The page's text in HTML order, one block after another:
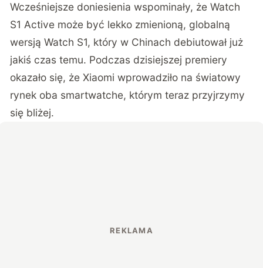
Wcześniejsze doniesienia wspominały, że Watch
S1 Active może być lekko zmienioną, globalną
wersją Watch S1, który w Chinach debiutował już
jakiś czas temu. Podczas dzisiejszej premiery
okazało się, że Xiaomi wprowadziło na światowy
rynek oba smartwatche, którym teraz przyjrzymy
się bliżej.